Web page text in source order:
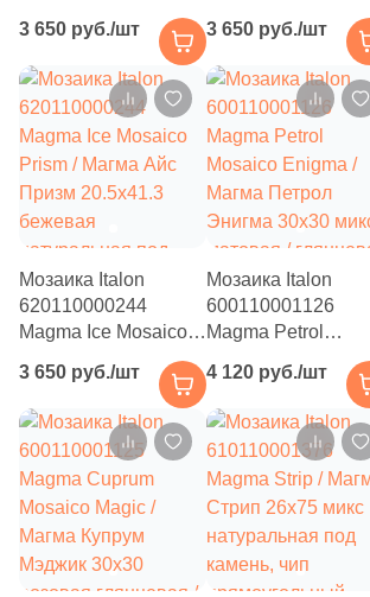
Магма Сильвер
Призм 20.5x41.3
серая натуральная
под камень, чип
пятиугольный
3 650 руб./шт
Магма Минерал
Призм 20.5x41.3
бежевая / серая
натуральная под
камень, чип
пятиугольный
3 650 руб./шт
Мозаика Italon
620110000244
Magma Ice Mosaico
Prism / Магма Айс
Призм 20.5x41.3
бежевая
натуральная под
камень, чип
пятиугольный
3 650 руб./шт
Мозаика Italon
600110001126
Magma Petrol
Магма Петрол
Энигма 30x30
матовая /
с орнаментом, чип
квадратный
4 120 руб./шт